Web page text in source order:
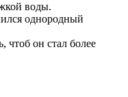
воды.
однородный
чтоб он стал более